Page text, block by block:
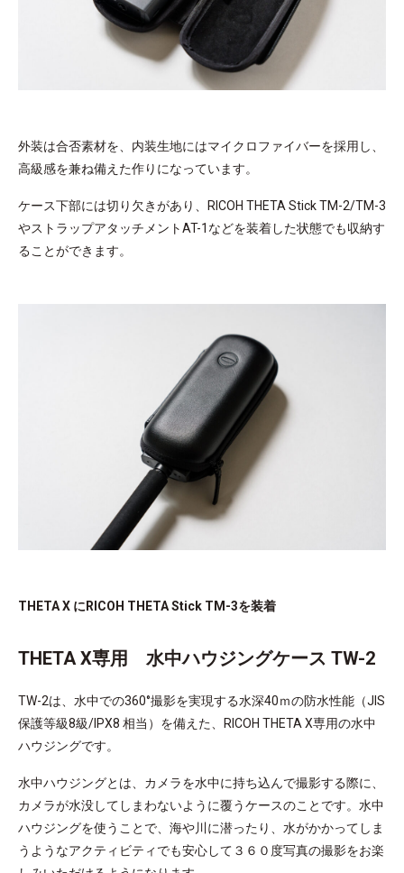
外装は合否素材を、内装生地にはマイクロファイバーを採用し、
高級感を兼ね備えた作りになっています。
ケース下部には切り欠きがあり、RICOH THETA Stick TM-2/TM-3
やストラップアタッチメントAT-1などを装着した状態でも収納す
ることができます。
THETA X にRICOH THETA Stick TM-3を装着
THETA X専用 水中ハウジングケース TW-2
TW-2は、水中での360°撮影を実現する水深40ｍの防水性能（JIS
保護等級8級/IPX8 相当）を備えた、RICOH THETA X専用の水中
ハウジングです。
水中ハウジングとは、カメラを水中に持ち込んで撮影する際に、
カメラが水没してしまわないように覆うケースのことです。水中
ハウジングを使うことで、海や川に潜ったり、水がかかってしま
うようなアクティビティでも安心して３６０度写真の撮影をお楽